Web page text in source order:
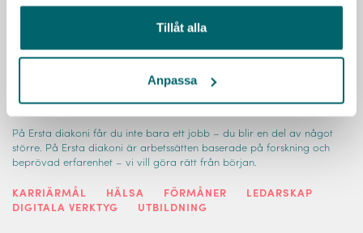
Tillåt alla
Anpassa
På Ersta diakoni får du inte bara ett jobb – du blir en del av något
större. På Ersta diakoni är arbetssätten baserade på forskning och
beprövad erfarenhet – vi vill göra rätt från början.
KARRIÄRMÅL HÄLSA FÖRMÅNER
LEDARSKAP
DIGITALA VERKTYG
UTBILDNING